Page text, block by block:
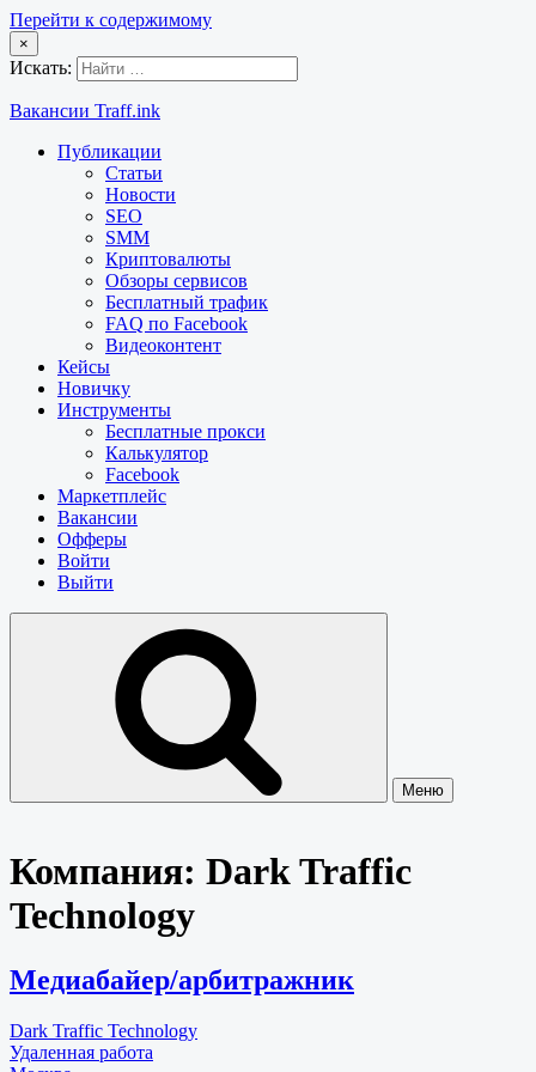
Перейти к содержимому
×
Искать:
Вакансии Traff.ink
Публикации
Статьи
Новости
SEO
SMM
Криптовалюты
Обзоры сервисов
Бесплатный трафик
FAQ по Facebook
Видеоконтент
Кейсы
Новичку
Инструменты
Бесплатные прокси
Калькулятор
Facebook
Маркетплейс
Вакансии
Офферы
Войти
Выйти
Меню
Компания: Dark Traffic
Technology
Медиабайер/арбитражник
Dark Traffic Technology
Удаленная работа